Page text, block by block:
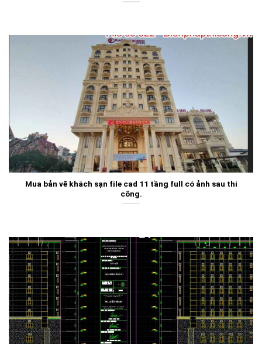
Mua bản vẽ khách sạn file cad 11 tầng full có ảnh sau thi
công.